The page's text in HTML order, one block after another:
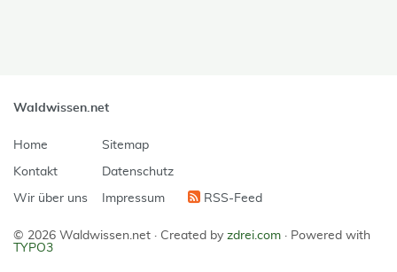
Waldwissen.net
Home
Kontakt
Wir über uns
Sitemap
Datenschutz
Impressum RSS-Feed
© 2026 Waldwissen.net · Created by zdrei.com · Powered with
TYPO3